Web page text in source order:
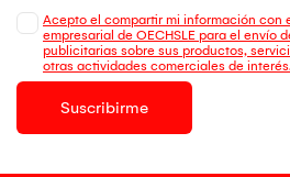
Acepto el compartir mi información con
empresarial de OECHSLE para el envío
publicitarias sobre sus productos,
otras actividades comerciales de interés.
Suscribirme